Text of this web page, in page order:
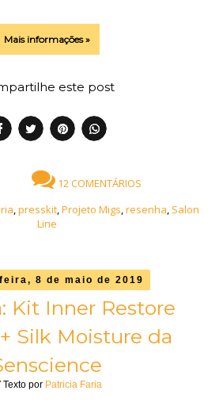
Mais informações »
este post
12 COMENTÁRIOS
,presskit,Projeto Migs,resenha, Salon
Line
8 de maio de 2019
Kit Inner Restore
Silk Moisture da
Texto por Patricia Faria